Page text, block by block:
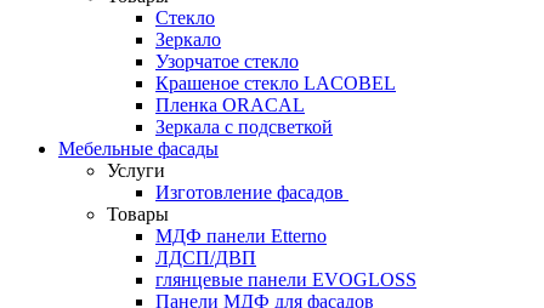
Стекло
Зеркало
Узорчатое стекло
Крашеное стекло LACOBEL
Пленка ORACAL
Зеркала с подсветкой
Мебельные фасады
Услуги
Изготовление фасадов
Товары
МДФ панели Etterno
ЛДСП/ДВП
глянцевые панели EVOGLOSS
Панели МДФ для фасадов